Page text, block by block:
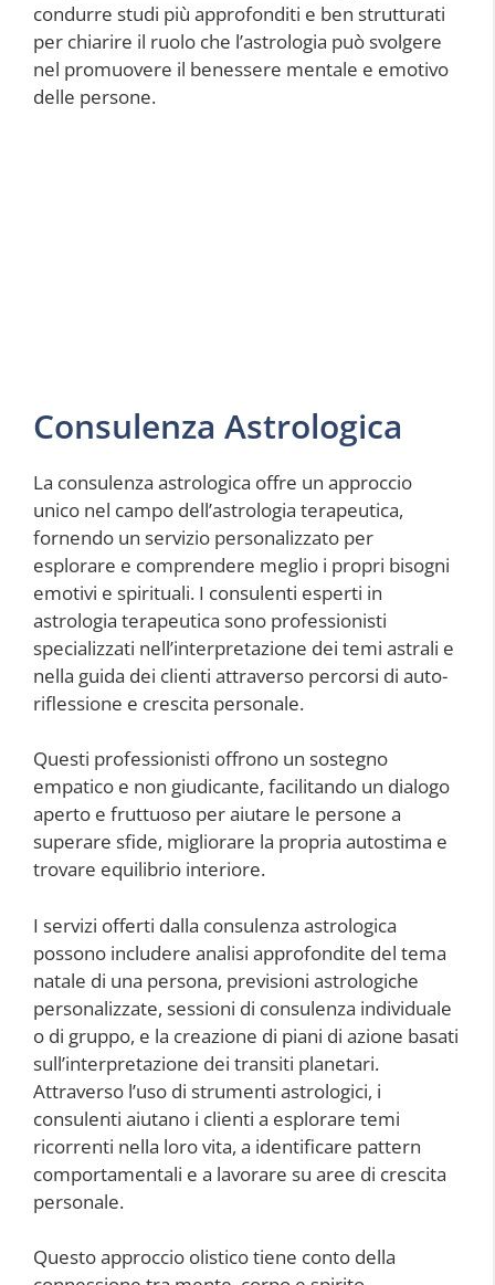
condurre studi più approfonditi e ben strutturati
per chiarire il ruolo che l’astrologia può svolgere
nel promuovere il benessere mentale e emotivo
delle persone.
Consulenza Astrologica
La consulenza astrologica offre un approccio
unico nel campo dell’astrologia terapeutica,
fornendo un servizio personalizzato per
esplorare e comprendere meglio i propri bisogni
emotivi e spirituali. I consulenti esperti in
astrologia terapeutica sono professionisti
specializzati nell’interpretazione dei temi astrali e
nella guida dei clienti attraverso percorsi di auto-
riflessione e crescita personale.
Questi professionisti offrono un sostegno
empatico e non giudicante, facilitando un dialogo
aperto e fruttuoso per aiutare le persone a
superare sfide, migliorare la propria autostima e
trovare equilibrio interiore.
I servizi offerti dalla consulenza astrologica
possono includere analisi approfondite del tema
natale di una persona, previsioni astrologiche
personalizzate, sessioni di consulenza individuale
o di gruppo, e la creazione di piani di azione basati
sull’interpretazione dei transiti planetari.
Attraverso l’uso di strumenti astrologici, i
consulenti aiutano i clienti a esplorare temi
ricorrenti nella loro vita, a identificare pattern
comportamentali e a lavorare su aree di crescita
personale.
Questo approccio olistico tiene conto della